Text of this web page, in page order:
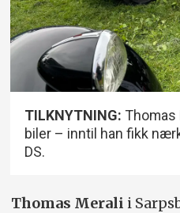
TILKNYTNING: Thomas
biler – inntil han fikk
DS.
Thomas Merali i